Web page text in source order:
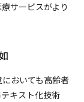
サービスがより
おいても高齢者
キスト化技術